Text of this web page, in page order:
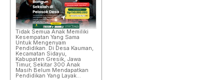
Tidak Semua Anak Memiliki
Kesempatan Yang Sama
Untuk Mengenyam
Pendidikan. Di Desa Kauman,
Kecamatan Sidayu,
Kabupaten Gresik, Jawa
Timur, Sekitar 300 Anak
Masih Belum Mendapatkan
Pendidikan Yang Layak…